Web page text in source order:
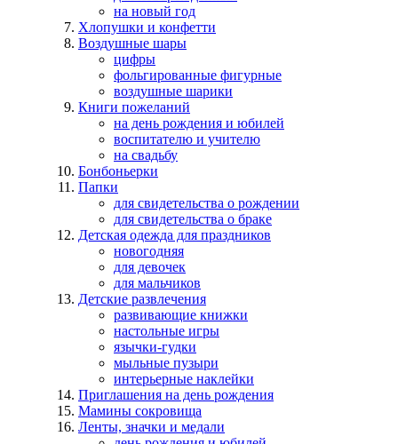
на новый год
Хлопушки и конфетти
Воздушные шары
цифры
фольгированные фигурные
воздушные шарики
Книги пожеланий
на день рождения и юбилей
воспитателю и учителю
на свадьбу
Бонбоньерки
Папки
для свидетельства о рождении
для свидетельства о браке
Детская одежда для праздников
новогодняя
для девочек
для мальчиков
Детские развлечения
развивающие книжки
настольные игры
язычки-гудки
мыльные пузыри
интерьерные наклейки
Приглашения на день рождения
Мамины сокровища
Ленты, значки и медали